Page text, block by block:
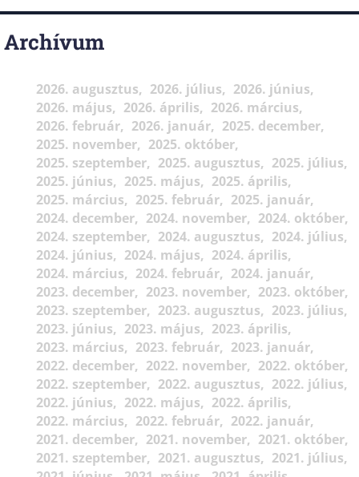
Archívum
2026. augusztus 2026. július
2026. június
2026. május
2026. április
2026. március
2026. február
2026. január
2025. december
2025. november
2025. október
2025. szeptember
2025. augusztus
2025. július
2025. június
2025. május
2025. április
2025. március
2025. február
2025. január
2024. december
2024. november
2024. október
2024. szeptember
2024. augusztus
2024. július
2024. június
2024. május
2024. április
2024. március
2024. február
2024. január
2023. december
2023. november
2023. október
2023. szeptember
2023. augusztus
2023. július
2023. június
2023. május
2023. április
2023. március
2023. február
2023. január
2022. december
2022. november
2022. október
2022. szeptember
2022. augusztus
2022. július
2022. június
2022. május
2022. április
2022. március
2022. február
2022. január
2021. december
2021. november
2021. október
2021. szeptember
2021. augusztus
2021. július